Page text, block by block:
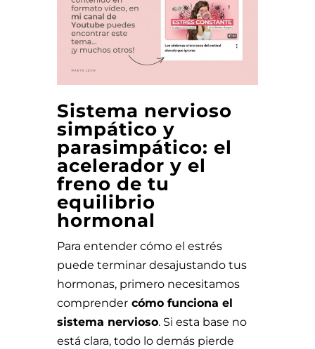
Sistema nervioso
simpático y
parasimpático: el
acelerador y el
freno de tu
equilibrio
hormonal
Para entender cómo el estrés
puede terminar desajustando tus
hormonas, primero necesitamos
comprendercómo funciona el
sistema nervioso. Si esta base no
está clara, todo lo demás pierde